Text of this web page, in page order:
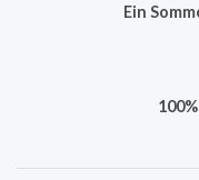
Ein